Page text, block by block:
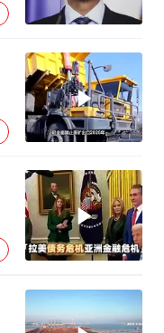
构建更高水平的全民健身公共服务体系
奋力开创中国式现代化建设新局面